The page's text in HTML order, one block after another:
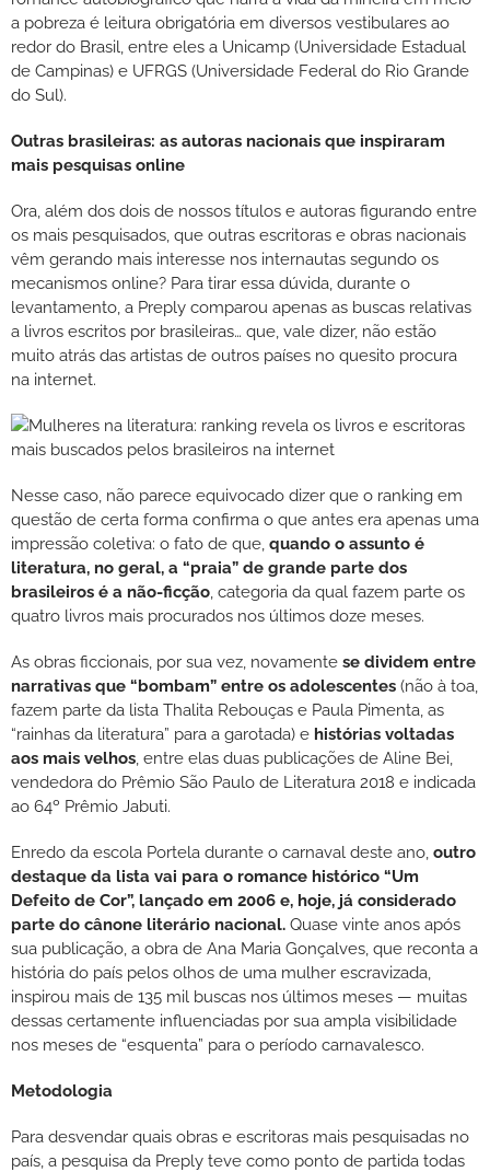
a pobreza é leitura obrigatória em diversos vestibulares ao
redor do Brasil, entre eles a Unicamp (Universidade Estadual
de Campinas) e UFRGS (Universidade Federal do Rio Grande
do Sul).
Outras brasileiras: as autoras nacionais que inspiraram
mais pesquisas online
Ora, além dos dois de nossos títulos e autoras figurando entre
os mais pesquisados, que outras escritoras e obras nacionais
vêm gerando mais interesse nos internautas segundo os
mecanismos online? Para tirar essa dúvida, durante o
levantamento, a Preply comparou apenas as buscas relativas
a livros escritos por brasileiras… que, vale dizer, não estão
muito atrás das artistas de outros países no quesito procura
na internet.
Nesse caso, não parece equivocado dizer que o ranking em
questão de certa forma confirma o que antes era apenas uma
impressão coletiva: o fato de que, quando o assunto é
literatura, no geral, a “praia” de grande parte dos
brasileiros é a não-ficção, categoria da qual fazem parte os
quatro livros mais procurados nos últimos doze meses.
As obras ficcionais, por sua vez, novamente se dividem entre
narrativas que “bombam” entre os adolescentes (não à toa,
fazem parte da lista Thalita Rebouças e Paula Pimenta, as
“rainhas da literatura” para a garotada) e histórias voltadas
aos mais velhos, entre elas duas publicações de Aline Bei,
vendedora do Prêmio São Paulo de Literatura 2018 e indicada
ao 64º Prêmio Jabuti.
Enredo da escola Portela durante o carnaval deste ano, outro
destaque da lista vai para o romance histórico “Um
Defeito de Cor”, lançado em 2006 e, hoje, já considerado
parte do cânone literário nacional. Quase vinte anos após
sua publicação, a obra de Ana Maria Gonçalves, que reconta a
história do país pelos olhos de uma mulher escravizada,
inspirou mais de 135 mil buscas nos últimos meses — muitas
dessas certamente influenciadas por sua ampla visibilidade
nos meses de “esquenta” para o período carnavalesco.
Metodologia
Para desvendar quais obras e escritoras mais pesquisadas no
país, a pesquisa da Preply teve como ponto de partida todas